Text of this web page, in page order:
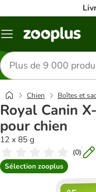
Menu
Rechercher
des
produits
Chien Boîtes et
Royal Canin
pour chien
12 x 85 g
(0)
Sélection zooplus